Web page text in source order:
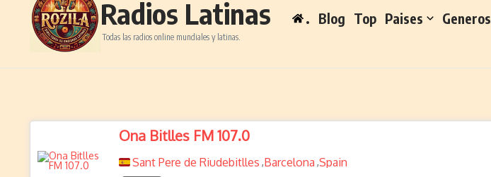
Radios Latinas
Todas las radios online mundiales y latinas.
. Blog Top Paises Generos
Ona Bitlles FM 107.0
Sant Pere de Riudebitlles ,Barcelona ,Spain